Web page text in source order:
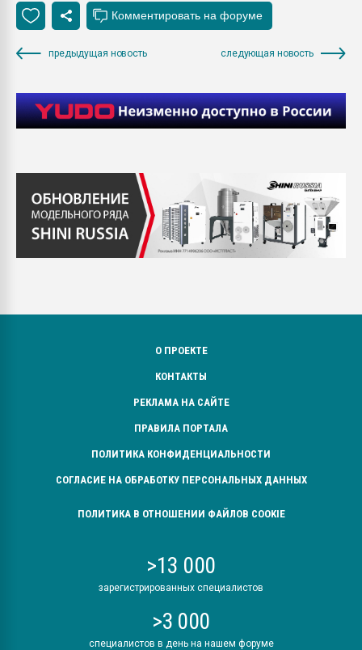
предыдущая новость следующая новость
О ПРОЕКТЕ
КОНТАКТЫ
РЕКЛАМА НА САЙТЕ
ПРАВИЛА ПОРТАЛА
ПОЛИТИКА КОНФИДЕНЦИАЛЬНОСТИ
СОГЛАСИЕ НА ОБРАБОТКУ ПЕРСОНАЛЬНЫХ ДАННЫХ
ПОЛИТИКА В ОТНОШЕНИИ ФАЙЛОВ COOKIE
>13 000
зарегистрированных специалистов
>3 000
специалистов в день на нашем форуме